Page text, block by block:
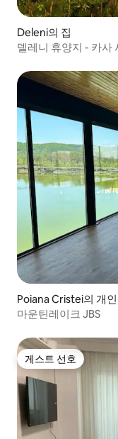
Deleni의 집
델레니 휴양지 - 카사
Poiana Cristei의 개
마운틴레이크 JBS
게스트 선호
게스트 선호